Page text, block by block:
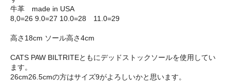
牛革 made in USA
8,0=26 9.0=27 10.0=28 11.0=29
高さ18cm ソール高さ4cm
CATS PAW BILTRITEともにデッドストックソールを使用してい
ます。
26cm26.5cmの方はサイズ9がよろしいかと思います。